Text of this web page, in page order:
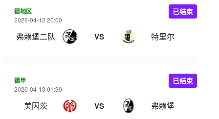
德地区
2026-04-12 20:00
弗赖堡二队 VS 特里尔
已结束
德甲
2026-04-13 01:30
美因茨 VS 弗赖堡
已结束